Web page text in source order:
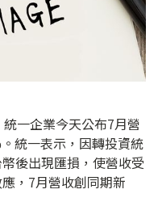
統一企業今天公布7月營
統一表示，因轉投資統
後出現匯損，使營收受
，7月營收創同期新